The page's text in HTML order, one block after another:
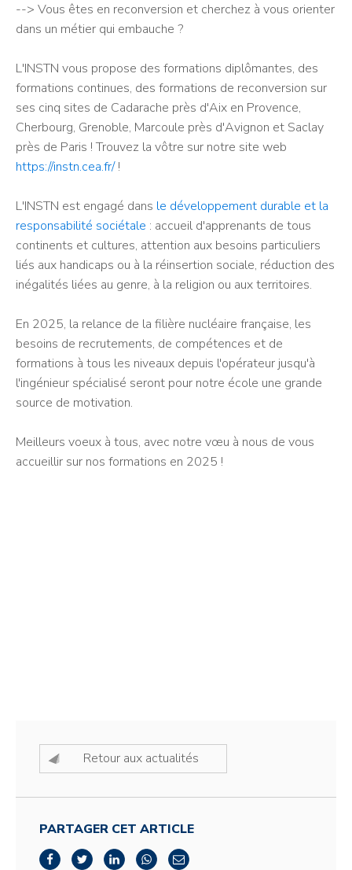
--> Vous êtes en reconversion et cherchez à vous orienter
dans un métier qui embauche ?
L'INSTN vous propose des formations diplômantes, des
formations continues, des formations de reconversion sur
ses cinq sites de Cadarache près d'Aix en Provence,
Cherbourg, Grenoble, Marcoule près d'Avignon et Saclay
près de Paris ! Trouvez la vôtre sur notre site web
https://instn.cea.fr/!
L'INSTN est engagé dans le développement durable et la
responsabilité sociétale : accueil d'apprenants de tous
continents et cultures, attention aux besoins particuliers
liés aux handicaps ou à la réinsertion sociale, réduction des
inégalités liées au genre, à la religion ou aux territoires.
En 2025, la relance de la filière nucléaire française, les
besoins de recrutements, de compétences et de
formations à tous les niveaux depuis l'opérateur jusqu'à
l'ingénieur spécialisé seront pour notre école une grande
source de motivation.
Meilleurs voeux à tous, avec notre vœu à nous de vous
accueillir sur nos formations en 2025 !
Retour aux actualités
PARTAGER CET ARTICLE